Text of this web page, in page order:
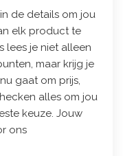
de details om jou
elk product te
lees je niet alleen
maar krijg je
gaat om prijs,
alles om jou
keuze. Jouw
ons